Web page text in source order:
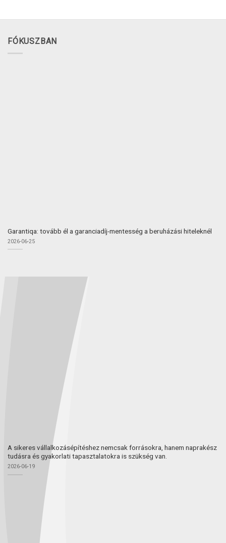
FÓKUSZBAN
Garantiqa: tovább él a garanciadíj-mentesség a beruházási hiteleknél
2026-06-25
A sikeres vállalkozásépítéshez nemcsak forrásokra, hanem naprakész
tudásra és gyakorlati tapasztalatokra is szükség van.
2026-06-19